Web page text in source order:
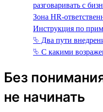
разговаривать с
Зона HR-
Инструкция по
⮱ Два пути
⮱ С какими
Без
не начинать